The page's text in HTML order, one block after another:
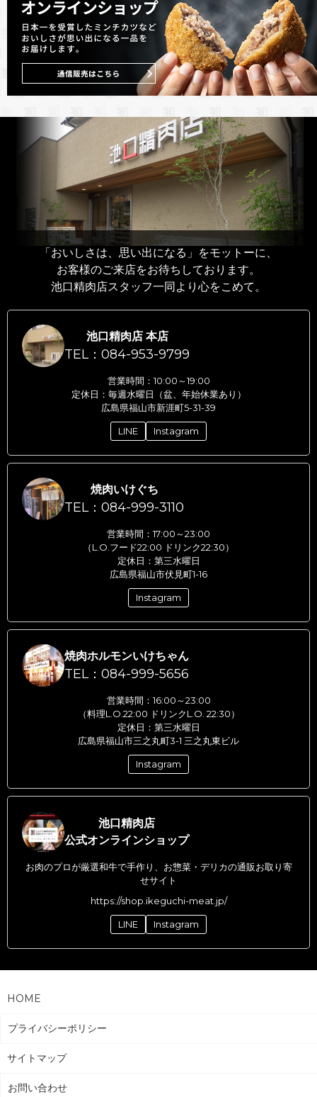
「おいしさは、思い出になる」をモットーに、
お客様のご来店をお待ちしております。
池口精肉店スタッフ一同より心をこめて。
池口精肉店 本店
TEL：084-953-9799
営業時間：10:00～19:00
定休日：毎週水曜日（盆、年始休業あり）
広島県福山市新涯町5-31-39
LINE Instagram
焼肉いけぐち
TEL：084-999-3110
営業時間：17:00～23:00
（L.O.フード22:00 ドリンク22:30）
定休日：第三水曜日
広島県福山市伏見町1-16
Instagram
焼肉ホルモンいけちゃん
TEL：084-999-5656
営業時間：16:00～23:00
（料理L.O.22:00 ドリンクL.O. 22:30）
定休日：第三水曜日
広島県福山市三之丸町3-1 三之丸東ビル
Instagram
池口精肉店
公式オンラインショップ
お肉のプロが厳選和牛で手作り、お惣菜・デリカの通販お取り寄
せサイト
https://shop.ikeguchi-meat.jp/
LINE Instagram
HOME
プライバシーポリシー
サイトマップ
お問い合わせ